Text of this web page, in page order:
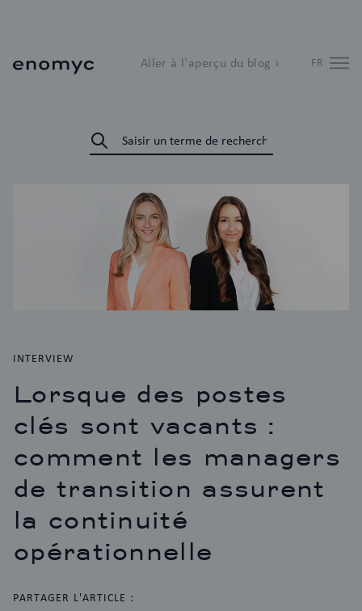
Aller à l'aperçu du blog › FR
INTERVIEW
Lorsque des postes
clés sont vacants :
comment les managers
de transition assurent
la continuité
opérationnelle
PARTAGER L'ARTICLE :